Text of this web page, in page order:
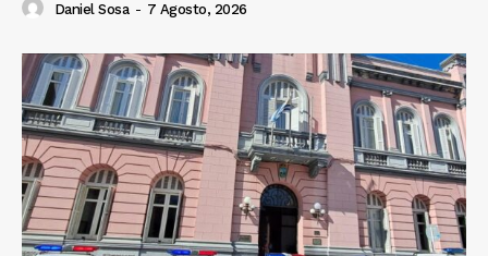
Daniel Sosa - 7 Agosto, 2026